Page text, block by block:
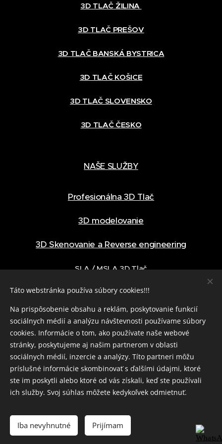
3D TLAČ ŽILINA
3D TLAČ PREŠOV
3D TLAČ BANSKÁ BYSTRICA
3D TLAČ KOŠICE
3D TLAČ SLOVENSKO
3D TLAČ ČESKO
NAŠE SLUŽBY
Profesionálna 3D Tlač
3D modelovanie
3D Skenovanie a Reverse engineering
SLA / MSLA 3D Tlač
Otváracie hodiny
Pondelok - Piatok 7:00 - 16:00
Online 6:30 - 21:00
GPDR+ Všeobecné obchodné podmienky
Táto webstránka používa súbory cookies!!!
Na prispôsobenie obsahu a reklám, poskytovanie funkcií
sociálnych médií a analýzu návštevnosti používame súbory
cookies. Informácie o tom, ako používate naše webové
stránky, poskytujeme aj našim partnerom v oblasti
sociálnych médií, inzercie a analýzy. Títo partneri môžu
príslušné informácie skombinovať s ďalšími údajmi, ktoré
ste im poskytli alebo ktoré od vás získali, keď ste používali
ich služby. Svoj súhlas môžete kedykoľvek odmietnuť.
Iba nevyhnutné Prijímam